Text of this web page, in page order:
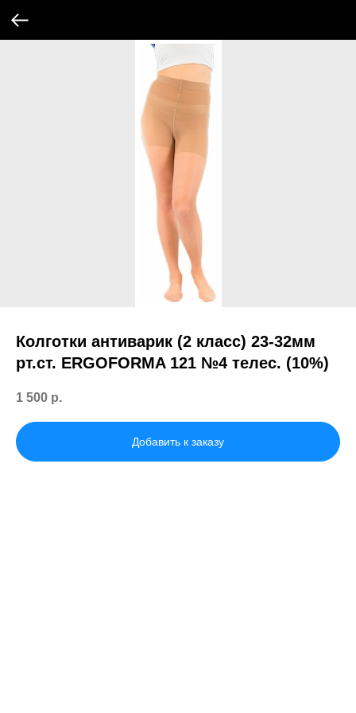
Колготки антиварик (2 класс) 23-32мм
рт.ст. ERGOFORMA 121 №4 телес. (10%)
1 500 р.
Добавить к заказу